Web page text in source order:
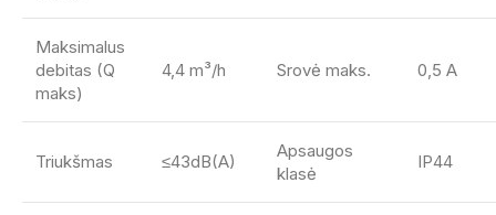
Maksimalus
debitas (Q
maks)
4,4 m³/h Srovė maks. 0,5 A
Triukšmas ≤43dB(A)
Apsaugos
klasė
IP44